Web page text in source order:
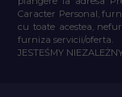
Caracter Personal,
cu toate acestea,
furniza servicii/oferta.
JESTEŚMY